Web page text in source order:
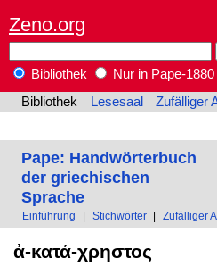
Zeno.org
Bibliothek
Nur in Pape-1880
Bibliothek
Lesesaal Zufälliger
Pape: Handwörterbuch
der griechischen
Sprache
Einführung Stichwörter Zufälliger
ἀ-κατά-χρηστος